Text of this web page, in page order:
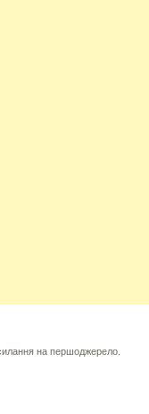
на першоджерело.